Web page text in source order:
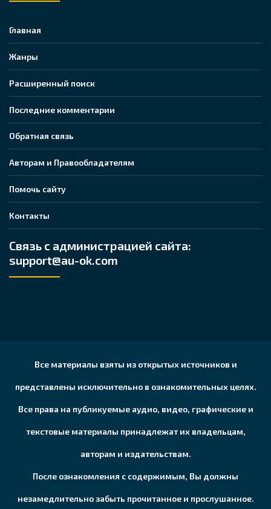
Главная
Жанры
Расширенный поиск
Последние комментарии
Обратная связь
Авторам и Правообладателям
Помочь сайту
Контакты
Связь с администрацией сайта:
support@au-ok.com
Все материалы взяты из открытых источников и
представлены исключительно в ознакомительных целях.
Все права на публикуемые аудио, видео, графические и
текстовые материалы принадлежат их владельцам,
авторам и издательствам.
После ознакомления с содержимым, Вы должны
незамедлительно забыть прочитанное и прослушанное.